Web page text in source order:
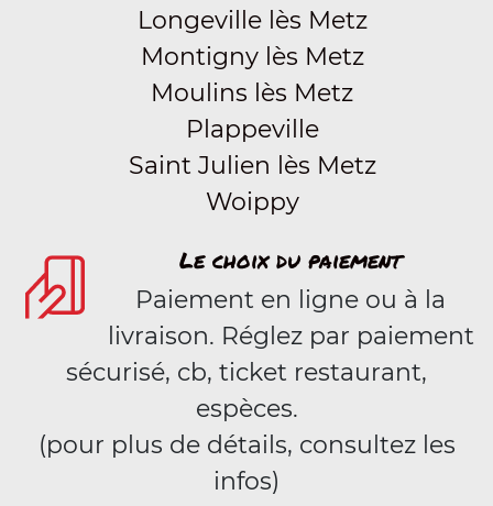
Longeville lès Metz
Montigny lès Metz
Moulins lès Metz
Plappeville
Saint Julien lès Metz
Woippy
Le choix du paiement
Paiement en ligne ou à la
livraison. Réglez par paiement
sécurisé, cb, ticket restaurant,
espèces.
(pour plus de détails, consultez les
infos)